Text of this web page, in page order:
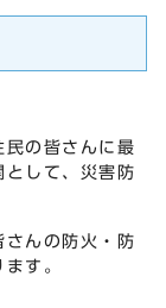
民の皆さんに最
として、災害防
さんの防火・防
す。